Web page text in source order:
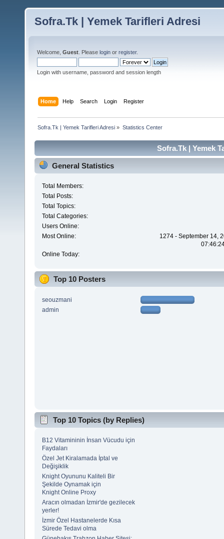
Sofra.Tk | Yemek Tarifleri Adresi
Welcome, Guest . Please login or register.
Login with username, password and session length
Home Help Search Login Register
Sofra.Tk | Yemek Tarifleri Adresi » Statistics Center
Sofra.Tk | Yemek
General Statistics
Total Members:
Total Posts:
Total Topics:
Total Categories:
Users Online:
Most Online:
1274 - September 14,
Online Today:
Top 10 Posters
seouzmani
admin
Top 10 Topics (by Replies)
B12 Vitamininin İnsan Vücudu için
Faydaları
Özel Jet Kiralamada İptal ve
Değişiklik
Knight Oyununu Kaliteli Bir
Şekilde Oynamak için
Knight Online Proxy
Aracın olmadan İzmir'de gezilecek
yerler!
İzmir Özel Hastanelerde Kısa
Sürede Tedavi olma